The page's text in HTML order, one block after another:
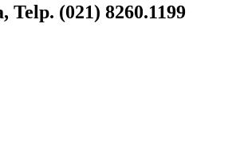
(021) 8260.1199